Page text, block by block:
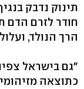
תינוק נדבק
חודר לזרם
הרך הנולד,
"גם בישראל